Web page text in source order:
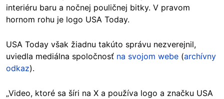
interiéru baru a nočnej pouličnej bitky. V pravom
hornom rohu je logo USA Today.
USA Today však žiadnu takúto správu nezverejnil,
uviedla mediálna spoločnosť na svojom webe (archívny
odkaz).
„Video, ktoré sa šíri na X a používa logo a značku USA